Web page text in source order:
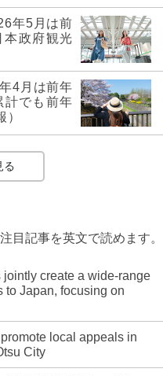
年5月は前
政府観光
4月は前年
計でも前年
る
目記事を英文で読めます。
create a wide-range
to Japan, focusing on
local appeals in
City